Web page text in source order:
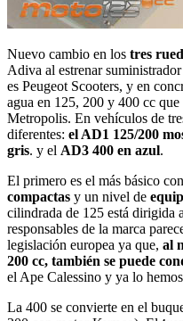
Nuevo cambio en los tres
Adiva al estrenar
es Peugeot Scooters, y en
agua en 125, 200 y 400 cc
Metropolis. En vehículos de
diferentes: el AD1 125/200
gris. y el AD3 400 en azul.
El primero es el más básico
compactas y un nivel de
cilindrada de 125 está dirigida
responsables de la marca
legislación europea ya que, al
200 cc, también se puede
el Ape Calessino y ya lo
La 400 se convierte en el